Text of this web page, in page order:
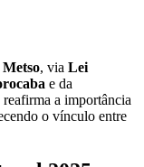
Metso, via Lei
e da
a importância
o vínculo entre